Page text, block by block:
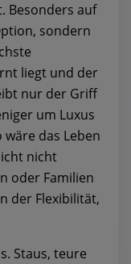
Besonders auf
sondern
liegt und der
nur der Griff
um Luxus
das Leben
nicht
oder Familien
der Flexibilität,
Staus, teure